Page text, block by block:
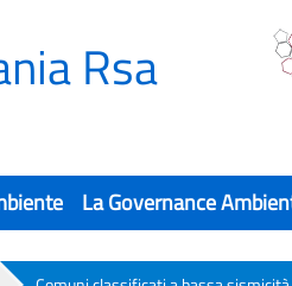
Rsa
La Governance